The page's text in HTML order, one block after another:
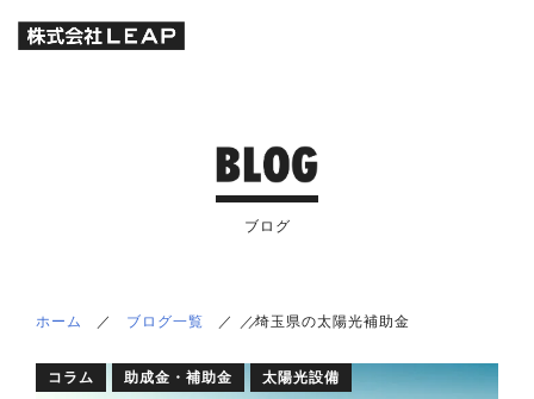
ブログ
ホーム ／ ブログ一覧 ／ ／
／埼玉県の太陽光補助金
コラム 助成金・補助金 太陽光設備